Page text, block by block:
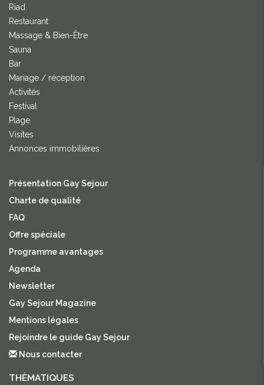
Riad
Restaurant
Massage & Bien-Être
Sauna
Bar
Mariage / réception
Activités
Festival
Plage
Visites
Annonces immobilières
Présentation Gay Sejour
Charte de qualité
FAQ
Offre spéciale
Programme avantages
Agenda
Newsletter
Gay Sejour Magazine
Mentions légales
Rejoindre le guide Gay Sejour
Nous contacter
THÈMATIQUES